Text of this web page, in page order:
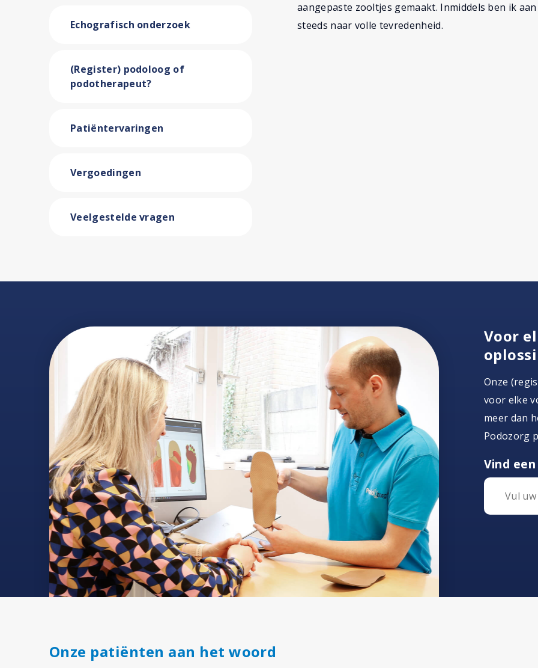
Echografisch onderzoek
(Register) podoloog of
podotherapeut?
Patiëntervaringen
Vergoedingen
Veelgestelde vragen
aangepaste zooltjes gemaakt. Inmiddels ben ik
steeds naar volle tevredenheid.
Voor
Onze
voor elke
meer dan
Podozorg
Vind
Onze patiënten aan het woord